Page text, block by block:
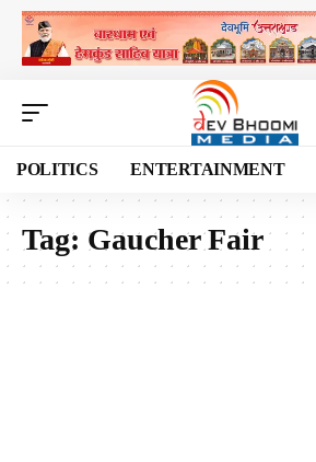
POLITICS ENTERTAINMENT
Tag: Gaucher Fair